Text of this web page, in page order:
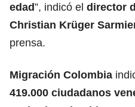
edad”, indicó el director
Christian Krüger
prensa.
Migración Colombia
419.000 ciudadanos